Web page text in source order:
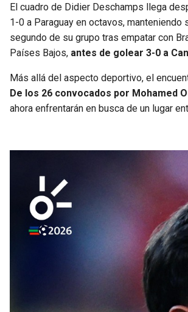
El cuadro de Didier Deschamps llega
1-0 a Paraguay en octavos,
segundo de su grupo tras empatar con
Países Bajos, antes de golear 3-0 a
Más allá del aspecto deportivo, el
De los 26 convocados por Mohamed
ahora enfrentarán en busca de un lugar